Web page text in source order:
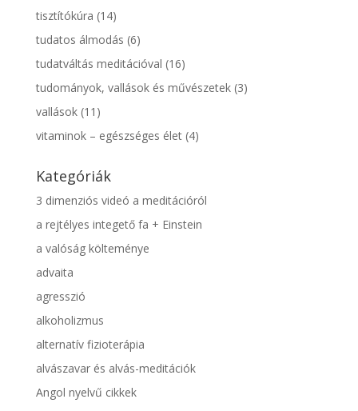
tisztítókúra (14)
tudatos álmodás (6)
tudatváltás meditációval (16)
tudományok, vallások és művészetek(3)
vallások(11)
vitaminok – egészséges élet(4)
Kategóriák
3 dimenziós videó a meditációról
a rejtélyes integető fa + Einstein
a valóság költeménye
advaita
agresszió
alkoholizmus
alternatív fizioterápia
alvászavar és alvás-meditációk
Angol nyelvű cikkek